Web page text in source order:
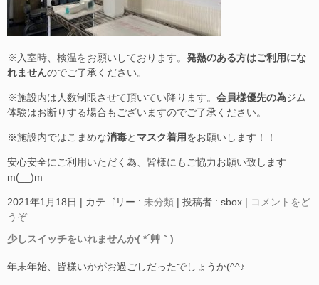
※入室時、検温をお願いしております。 発熱のある方はご利用にな
れませんのでご了承ください。
※施設内は人数制限させて頂いてい降ります。 会員様優先の為ジム
体験はお断りする場合もございますのでご了承ください。
※施設内ではこまめな消毒と マスク着用をお願いします！！
安心安全にご利用いただく為、皆様にもご協力お願い致します
m(__)m
2021年1月18日 | カテゴリー : 未分類 | 投稿者 : sbox | コメントをど
うぞ
少しスイッチをいれませんか( *´艸｀)
年末年始、皆様いかがお過ごしだったでしょうか(^^♪